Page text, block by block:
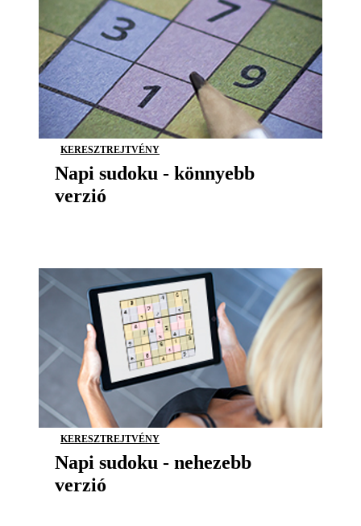
KERESZTREJTVÉNY
Napi sudoku - könnyebb
verzió
KERESZTREJTVÉNY
Napi sudoku - nehezebb
verzió